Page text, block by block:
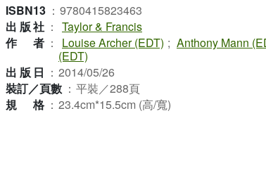
ISBN13 ： 9780415823463
出版社 ： Taylor & Francis
作者 ： Louise Archer (EDT) ; Anthony Mann
(EDT)
出版日 ： 2014/05/26
裝訂／頁數 ： 平裝／288頁
規格 ： 23.4cm*15.5cm (高/寬)